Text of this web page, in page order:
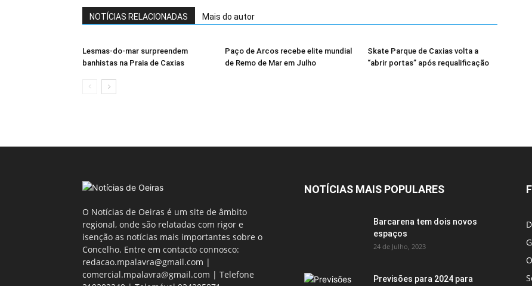
NOTÍCIAS RELACIONADAS Mais do autor
Lesmas-do-mar surpreendem
banhistas na Praia de Caxias
Paço de Arcos recebe elite mundial
de Remo de Mar em Julho
Skate Parque de Caxias volta a
“abrir portas” após requalificação
O Notícias de Oeiras é um site de âmbito
regional, onde são relatadas com rigor e
isenção as notícias mais importantes sobre o
Concelho. Entre em contacto connosco:
redacao.mpalavra@gmail.com |
comercial.mpalavra@gmail.com | Telefone
NOTÍCIAS MAIS POPULARES
Barcarena tem dois novos
espaços
24 de Julho, 2023
Previsões para 2024 para